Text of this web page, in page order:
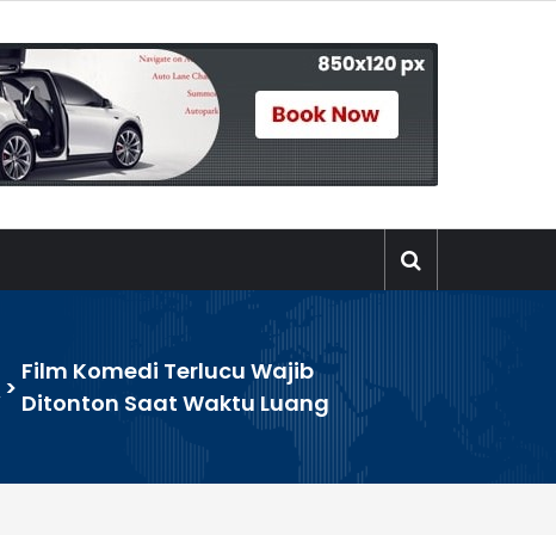
>
Film Komedi Terlucu Wajib
Ditonton Saat Waktu Luang